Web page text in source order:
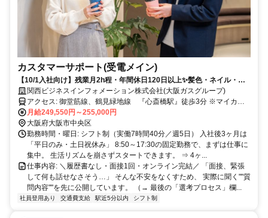
カスタマーサポート(受電メイン)
【10/1入社向け】残業月2h程・年間休日120日以上✨髪色・ネイル・服
装自由｜未経験スタートの20代・30代が活躍中｜推し活も旅行も"予定
が組める"働き方へ｜
関西ビジネスインフォメーション株式会社(大阪ガスグループ)
アクセス: 御堂筋線、鶴見緑地線 『心斎橋駅』徒歩3分 ※マイカ
ー・バイク通勤不可
月給249,550円～255,000円
大阪府大阪市中央区
勤務時間・曜日: シフト制（実働7時間40分／週5日） 入社後3ヶ月は
「平日のみ・土日祝休み」 8:50～17:30の固定勤務で、まずは仕事に
集中。 生活リズムを崩さずスタートできます。 ⇒ 4ヶ...
仕事内容: ＼履歴書なし・面接1回・オンライン完結／ 「面接、緊張
して何も話せなさそう…」 そんな不安をなくすため、 実際に聞く""質
問内容""を先に公開しています。 （→ 最後の「選考プロセス」欄...
社員登用あり 交通費支給 駅近5分以内 シフト制